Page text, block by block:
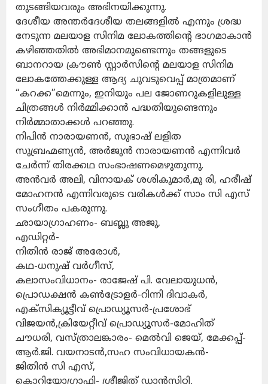
തുടങ്ങിയവരും അഭിനയിക്കുന്നു.
ദേശീയ അന്തർദേശീയ തലങ്ങളിൽ എന്നും ശ്രദ്ധ
നേടുന്ന മലയാള സിനിമ ലോകത്തിന്റെ ഭാഗമാകാൻ
കഴിഞ്ഞതിൽ അഭിമാനമുണ്ടെന്നും തങ്ങളുടെ
ബാനറായ ക്രൗൺ സ്റ്റാർസിന്റെ മലയാള സിനിമ
ലോകത്തേക്കുള്ള ആദ്യ ചുവടുവെപ്പ് മാത്രമാണ്
“കറക്ക”മെന്നും, ഇനിയും പല ജോണറുകളിലുള്ള
ചിത്രങ്ങൾ നിർമ്മിക്കാൻ പദ്ധതിയുണ്ടെന്നും
നിർമ്മാതാക്കൾ പറഞ്ഞു.
നിപിൻ നാരായണൻ, സുഭാഷ് ലളിത
സുബ്രഹ്മണ്യൻ, അർജുൻ നാരായണൻ എന്നിവർ
ചേർന്ന് തിരക്കഥ സംഭാഷണമെഴുതുന്നു.
അൻവർ അലി, വിനായക് ശശികുമാർ,മു രി, ഹരീഷ്
മോഹനൻ എന്നിവരുടെ വരികൾക്ക് സാം സി എസ്
സംഗീതം പകരുന്നു.
ഛായാഗ്രാഹണം- ബബ്ലു അജു,
എഡിറ്റർ-
നിതിൻ രാജ് അരോൾ,
കഥ-ധനുഷ് വർഗീസ്,
കലാസംവിധാനം- രാജേഷ് പി. വേലായുധൻ,
പ്രൊഡക്ഷൻ കൺട്രോളർ-റിന്നി ദിവാകർ,
എക്‌സിക്യൂട്ടീവ് പ്രൊഡ്യൂസർ-പ്രശോഭ്
വിജയൻ,ക്രിയേറ്റീവ് പ്രൊഡ്യൂസർ-മോഹിത്
ചൗധരി, വസ്ത്രാലങ്കാരം- മെൽവി ജെയ്, മേക്കപ്പ്-
ആർ.ജി. വയനാടൻ,സഹ സംവിധായകൻ-
ജിതിൻ സി എസ്,
കൊറിയോഗ്രാഫി- ശ്രീജിത് ഡാൻസിറ്റി,